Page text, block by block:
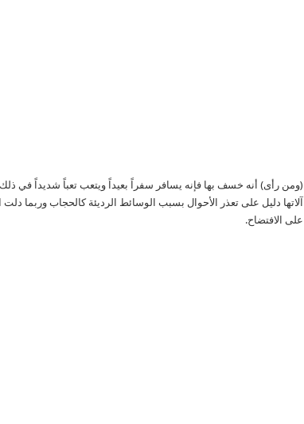
(ومن رأى) أنه خسف بها فإنه يسافر سفراً بعيداً ويتعب تعباً شديداً في
آلاتها دليل على تعذر الأحوال بسبب الوسائط الرديئة كالحجاب وربما
على الافتضاح.